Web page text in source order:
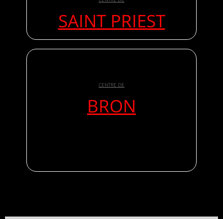
SAINT PRIEST
CENTRE DE
BRON